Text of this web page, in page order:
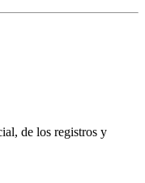
de los registros y